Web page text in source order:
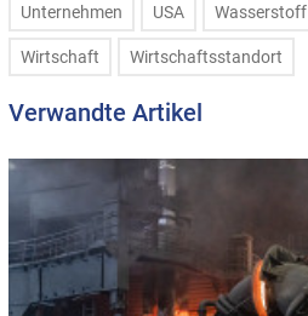
Unternehmen USA Wasserstoff
Wirtschaft Wirtschaftsstandort
Verwandte Artikel